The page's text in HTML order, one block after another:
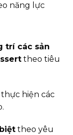
năng lực
trí các sản
theo tiêu
hiện các
theo yêu